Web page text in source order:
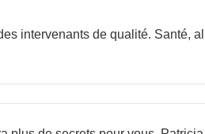
intervenants de qualité.